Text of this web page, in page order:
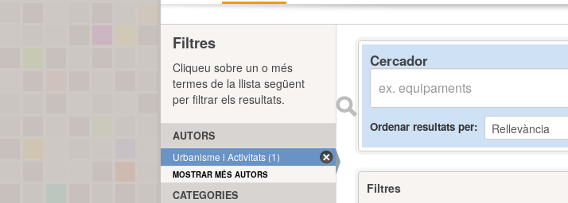
Cercador
Ordenar resultats per
Filtres
Filtres
Cliqueu sobre un o més
termes de la llista següent
per filtrar els resultats.
AUTORS
Urbanisme i Activitats (1)
MOSTRAR MÉS AUTORS
CATEGORIES